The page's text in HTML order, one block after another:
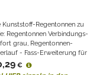
Kunststoff-Regentonnen zu
Regentonnen Verbindungs-
grau, Regentonnen-
- Fass-Erweiterung für
€